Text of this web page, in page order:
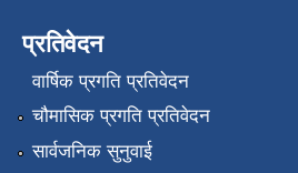
प्रतिवेदन
वार्षिक प्रगति प्रतिवेदन
चौमासिक प्रगति प्रतिवेदन
सार्वजनिक सुनुवाई